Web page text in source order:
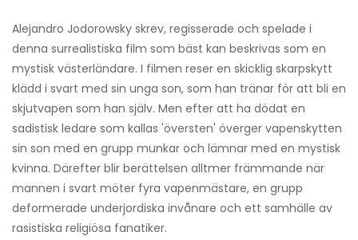
Alejandro Jodorowsky skrev, regisserade och spelade i
denna surrealistiska film som bäst kan beskrivas som en
mystisk västerländare. I filmen reser en skicklig skarpskytt
klädd i svart med sin unga son, som han tränar för att bli en
skjutvapen som han själv. Men efter att ha dödat en
sadistisk ledare som kallas 'översten' överger vapenskytten
sin son med en grupp munkar och lämnar med en mystisk
kvinna. Därefter blir berättelsen alltmer främmande när
mannen i svart möter fyra vapenmästare, en grupp
deformerade underjordiska invånare och ett samhälle av
rasistiska religiösa fanatiker.